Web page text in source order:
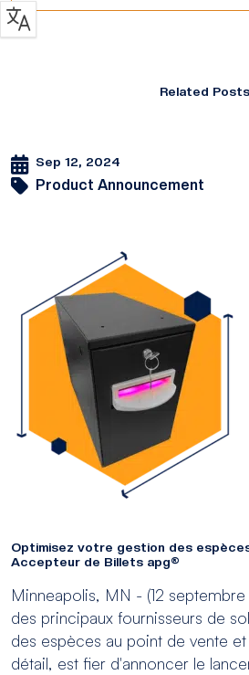
Related Posts
Sep 12, 2024
Product Announcement
Optimisez votre gestion des
Accepteur de Billets apg®
Minneapolis, MN - (12
des principaux fournisseurs de
des espèces au point de vente
détail, est fier d'annoncer le